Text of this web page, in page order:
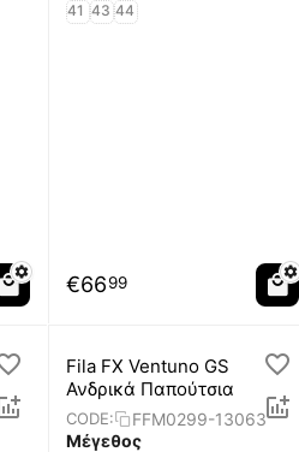
41 43 44
€6699
Fila FX Ventuno GS
Ανδρικά Παπούτσια
CODE:
FFM0299-13063
Μέγεθος